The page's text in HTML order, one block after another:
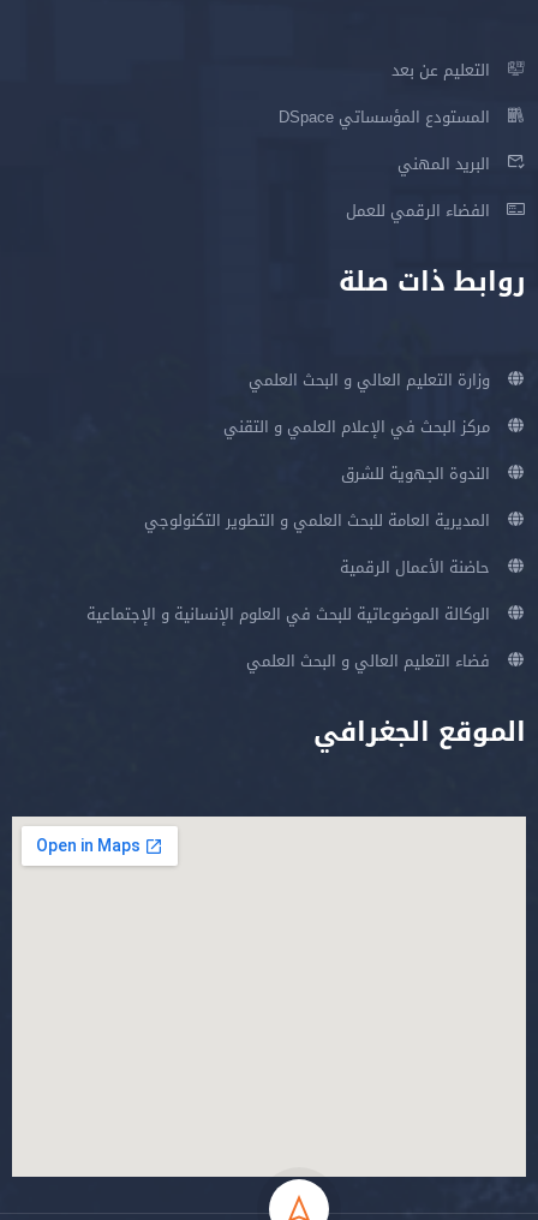
التعليم عن بعد
المستودع المؤسساتي DSpace
البريد المهني
الفضاء الرقمي للعمل
روابط ذات صلة
وزارة التعليم العالي و البحث العلمي
مركز البحث في الإعلام العلمي و التقني
الندوة الجهوية للشرق
المديرية العامة للبحث العلمي و التطوير التكنولوجي
حاضنة الأعمال الرقمية
الوكالة الموضوعاتية للبحث في العلوم الإنسانية و الإجتماعية
فضاء التعليم العالي و البحث العلمي
الموقع الجغرافي